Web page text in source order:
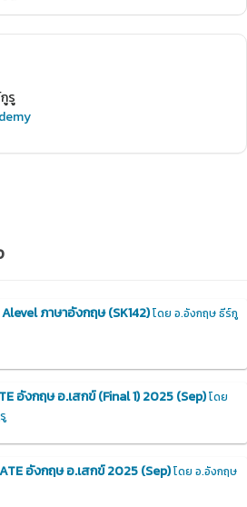
รู
ภาษาอังกฤษ (SK142)โดย อ.อังกฤษ ธีร์กู
อังกฤษ อ.เสกข์ (Final 1) 2025 (Sep)โดย
อังกฤษ อ.เสกข์ 2025 (Sep)โดย อ.อังกฤษ